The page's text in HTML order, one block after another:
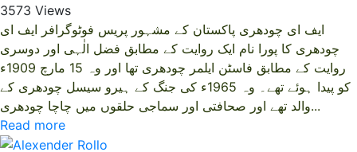
3573 Views
ایف ای چودھری پاکستان کے مشہور پریس فوٹوگرافر ایف ای
چودھری کا پورا نام ایک روایت کے مطابق فضل الٰہی اور دوسری
روایت کے مطابق فاسٹن ایلمر چودھری تھا اور وہ 15 مارچ 1909ء
کو پیدا ہوئے تھے۔ وہ 1965ء کی جنگ کے ہیرو سیسل چودھری کے
والد تھے اور صحافتی اور سماجی حلقوں میں چاچا چودھری...
Read more